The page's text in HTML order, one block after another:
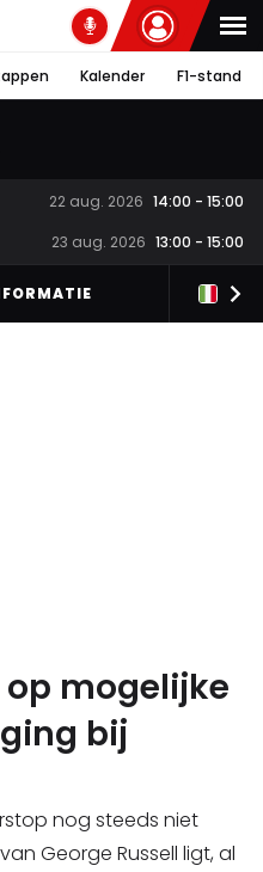
Kalender F1-stand
22 aug. 2026 14:00 - 15:00
23 aug. 2026 13:00 - 15:00
mogelijke
bij
nog steeds niet
George Russell ligt, al